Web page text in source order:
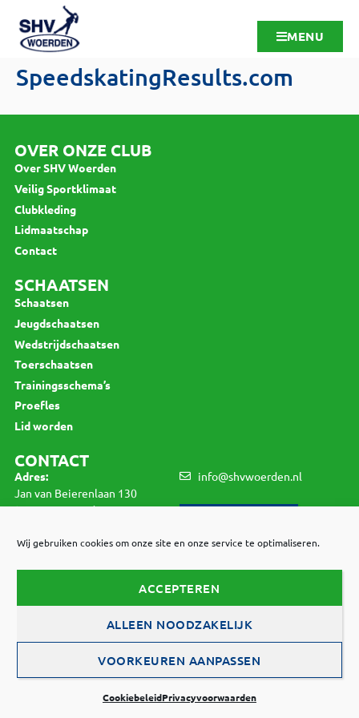
Wij gebruiken cookies om onze site en onze service te optimaliseren.
ACCEPTEREN
ALLEEN NOODZAKELIJK
VOORKEUREN AANPASSEN
CookiebeleidPrivacyvoorwaarden
MENU
SpeedskatingResults.com
OVER ONZE CLUB
Over SHV Woerden
Veilig Sportklimaat
Clubkleding
Lidmaatschap
Contact
SCHAATSEN
Schaatsen
Jeugdschaatsen
Wedstrijdschaatsen
Toerschaatsen
Trainingsschema’s
Proefles
Lid worden
CONTACT
Adres:
Jan van Beierenlaan 130
3445 VV Woerden
K.v.K.: 40464598
info@shvwoerden.nl
© 2021 SHV Woerden |Privacyvoorwaarden
Cookiebeleid
Brût Communicatie